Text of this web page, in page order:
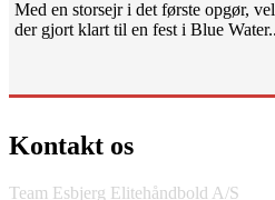
Med en storsejr i det første opgør,
der gjort klart til en fest i Blue
Kontakt os
Team Esbjerg Elitehåndbold A/S